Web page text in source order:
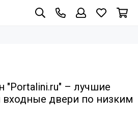
"Portalini.ru" – лучшие
двери по низким